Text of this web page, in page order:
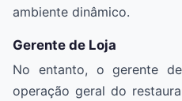
ambiente dinâmico.
Gerente de Loja
No entanto, o gerente
operação geral do